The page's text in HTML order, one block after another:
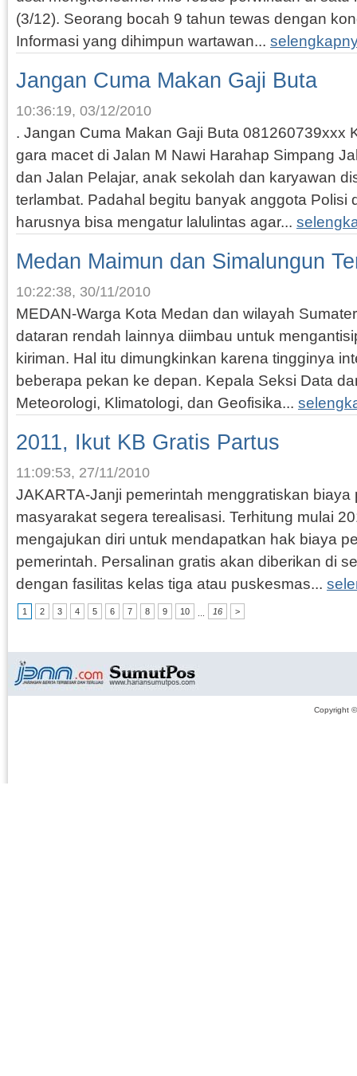
(3/12). Seorang bocah 9 tahun tewas dengan
Informasi yang dihimpun wartawan...
Jangan Cuma Makan Gaji Buta
10:36:19, 03/12/2010
. Jangan Cuma Makan Gaji Buta 081260739xxx
gara macet di Jalan M Nawi Harahap Simpang
dan Jalan Pelajar, anak sekolah dan karyawan
terlambat. Padahal begitu banyak anggota Polisi
harusnya bisa mengatur lalulintas agar...
Medan Maimun dan Simalungun
10:22:38, 30/11/2010
MEDAN-Warga Kota Medan dan wilayah
dataran rendah lainnya diimbau untuk
kiriman. Hal itu dimungkinkan karena tingginya
beberapa pekan ke depan. Kepala Seksi Data
Meteorologi, Klimatologi, dan Geofisika...
2011, Ikut KB Gratis Partus
11:09:53, 27/11/2010
JAKARTA-Janji pemerintah menggratiskan biaya
masyarakat segera terealisasi. Terhitung mulai
mengajukan diri untuk mendapatkan hak biaya
pemerintah. Persalinan gratis akan diberikan di
dengan fasilitas kelas tiga atau puskesmas...
1 2 3 4 5 6 7 8 9 10 16 >
Copyright